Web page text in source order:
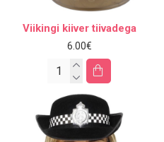
Viikingi kiiver tiivadega
6.00€